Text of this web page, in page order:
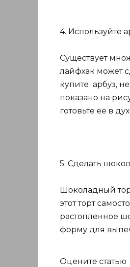
4. Используйте
Существует
лайфхак может
купите арбуз,
показано на
готовьте ее в
5. Сделать
Шоколадный
этот торт
растопленное
форму для
Оцените статью